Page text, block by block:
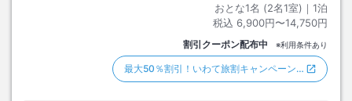
おとな1名 (2名1室)｜ 1泊
税込 6,900円〜14,750円
割引クーポン配布中 ※利用条件あり
最大50％割引！いわて旅割キャンペーン…